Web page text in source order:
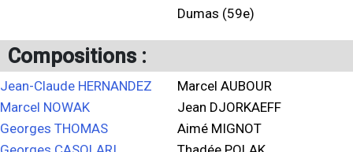
Dumas (59e)
Compositions :
Jean-Claude HERNANDEZ
Marcel NOWAK
Georges THOMAS
Marcel AUBOUR
Jean DJORKAEFF
Aimé MIGNOT